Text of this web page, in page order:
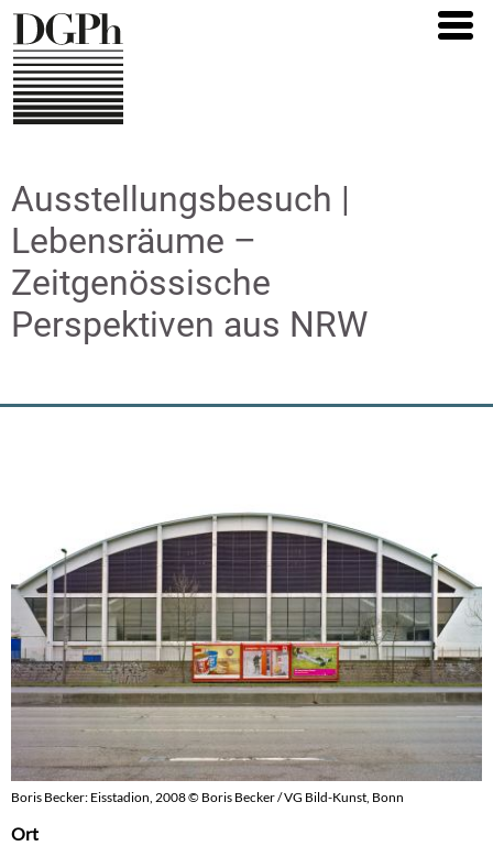
Direkt
zum
Inhalt
Ausstellungsbesuch |
Lebensräume –
Zeitgenössische
Perspektiven aus NRW
Boris Becker: Eisstadion, 2008 © Boris Becker / VG Bild-Kunst, Bonn
Ort